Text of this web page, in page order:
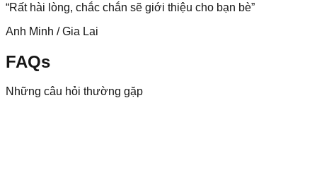
“Rất hài lòng, chắc chắn sẽ giới thiệu cho bạn bè”
Anh Minh /Gia Lai
FAQs
Những câu hỏi thường gặp